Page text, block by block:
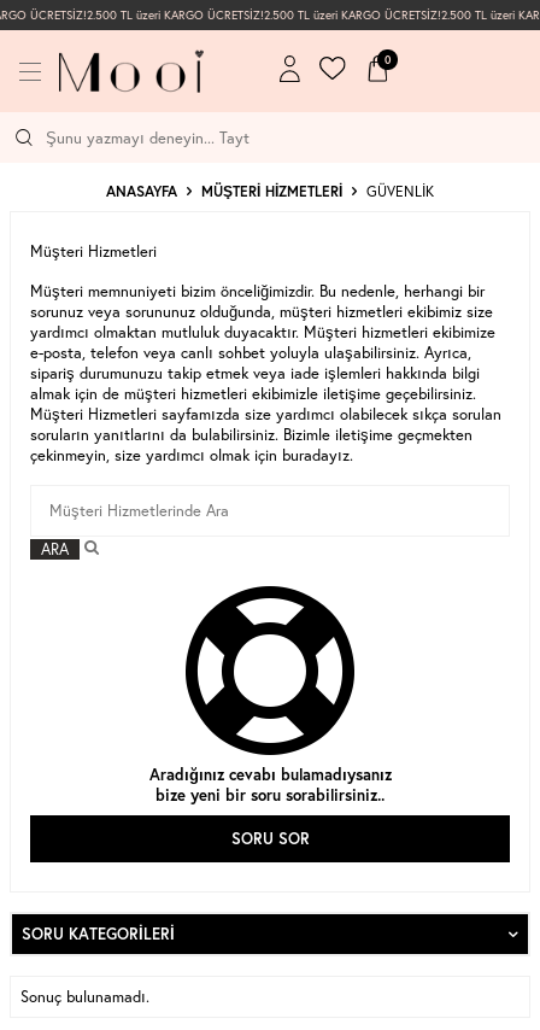
ÜCRETSİZ!2.500 TL üzeri KARGO ÜCRETSİZ!2.500 TL üzeri KARGO ÜCRETSİZ!2.500 TL üzeri
0
ANASAYFA MÜŞTERI HIZMETLERI GÜVENLIK
Müşteri Hizmetleri
Müşteri memnuniyeti bizim önceliğimizdir. Bu nedenle, herhangi bir
sorunuz veya sorununuz olduğunda, müşteri hizmetleri ekibimiz size
yardımcı olmaktan mutluluk duyacaktır. Müşteri hizmetleri ekibimize
e-posta, telefon veya canlı sohbet yoluyla ulaşabilirsiniz. Ayrıca,
sipariş durumunuzu takip etmek veya iade işlemleri hakkında bilgi
almak için de müşteri hizmetleri ekibimizle iletişime geçebilirsiniz.
Müşteri Hizmetleri sayfamızda size yardımcı olabilecek sıkça sorulan
soruların yanıtlarını da bulabilirsiniz. Bizimle iletişime geçmekten
çekinmeyin, size yardımcı olmak için buradayız.
ARA
Aradığınız cevabı bulamadıysanız
bize yeni bir soru sorabilirsiniz..
SORU SOR
SORU KATEGORILERI
Sonuç bulunamadı.